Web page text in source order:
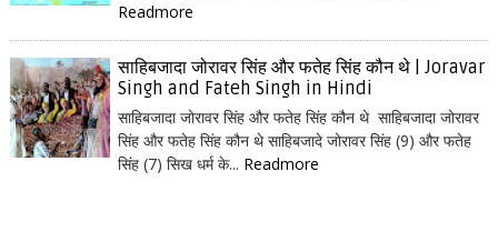
Readmore
साहिबजादा जोरावर सिंह और फतेह सिंह कौन थे | Joravar
Singh and Fateh Singh in Hindi
साहिबजादा जोरावर सिंह और फतेह सिंह कौन थे साहिबजादा जोरावर
सिंह और फतेह सिंह कौन थे साहिबजादे जोरावर सिंह (9) और फतेह
सिंह (7) सिख धर्म के... Readmore